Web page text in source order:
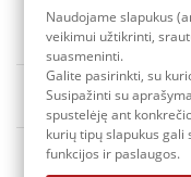
Pristatymo terminas: 3-
Naudojame slapukus
veikimui užtikrinti,
suasmeninti.
Galite pasirinkti, su
Susipažinti su
spustelėję ant
kurių tipų slapukus
funkcijos ir paslaugos.